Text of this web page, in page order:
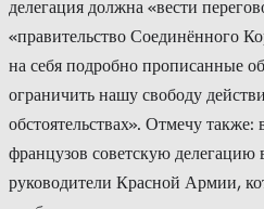
делегация должна «вести
«правительство Соединённого
на себя подробно прописанные
ограничить нашу свободу
обстоятельствах». Отмечу также:
французов советскую делегацию
руководители Красной Армии,